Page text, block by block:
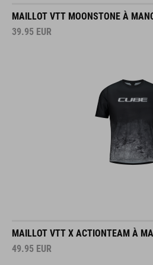
MAILLOT VTT MOONSTONE À
39.95 EUR
MAILLOT VTT X ACTIONTEAM À
49.95 EUR